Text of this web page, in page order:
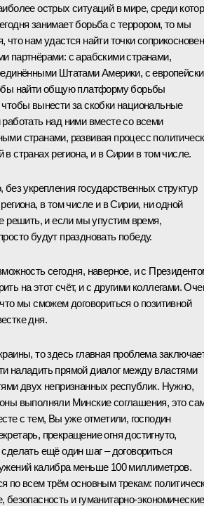
острых ситуаций в мире, среди
занимает борьба с террором, то мы
что нам удастся найти точки
партнёрами: с арабскими странами,
Штатами Америки, с
найти общую платформу борьбы
вынести за скобки национальные
работать над ними вместе со всеми
странами, развивая процесс
в странах региона, и в Сирии в том числе.
без укрепления государственных структур
в том числе и в Сирии, ни одной
решить, и если мы упустим время,
будут праздновать победу.
сегодня, наверное, и с
на этот счёт, и с другими коллегами.
мы сможем договориться о позитивной
дня.
то здесь главная проблема
наладить прямой диалог между властями
двух непризнанных республик. Нужно,
выполняли Минские соглашения, это
с тем, Вы уже отметили, господин
прекращение огня достигнуто,
ещё один шаг – договориться
калибра меньше 100 миллиметров.
по всем трём основным трекам:
безопасность и гуманитарно-экономические